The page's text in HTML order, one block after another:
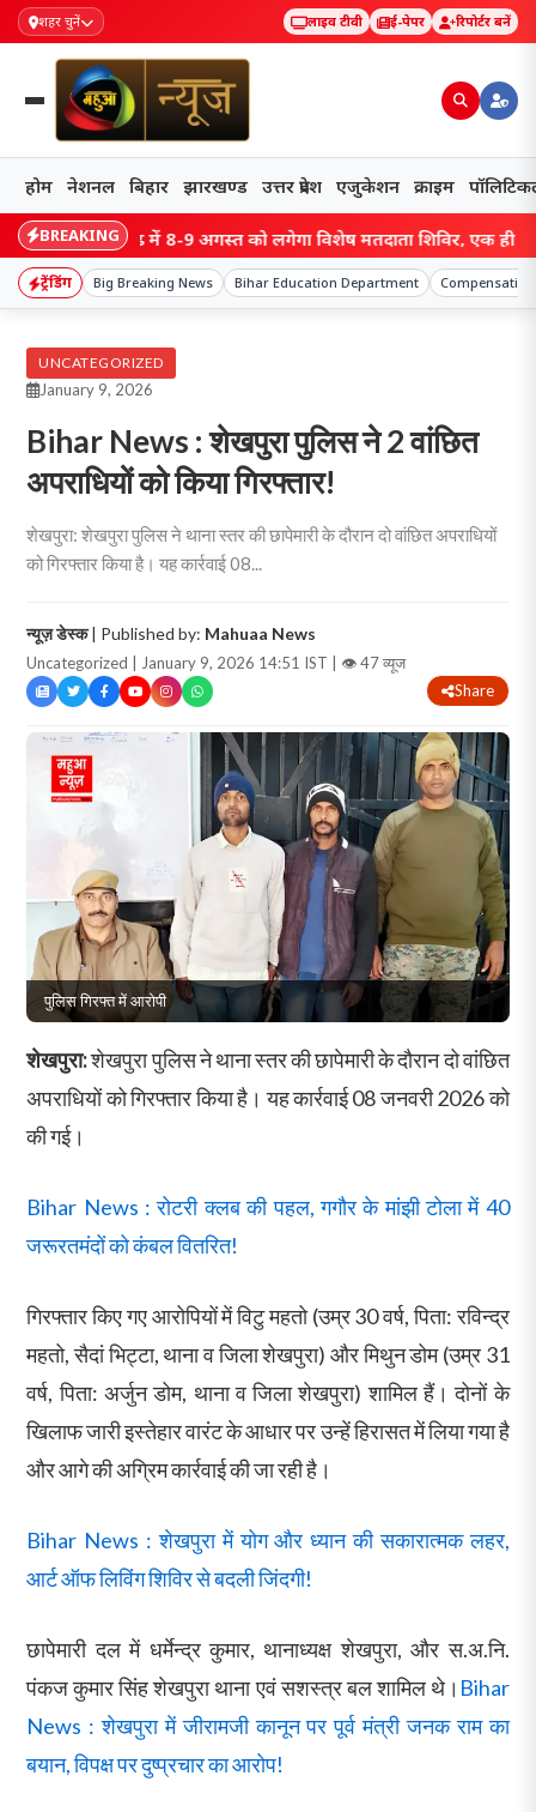
शहर चुनें लाइव टीवी ई-पेपर रिपोर्टर बनें
होम नेशनल बिहार झारखण्ड उत्तर प्रदेश एजुकेशन क्राइम
BREAKING
रामगढ़ में 8-9 अगस्त को लगेगा विशेष मतदाता शिविर, एक ही बूथ पर
ट्रेंडिंग Big Breaking News Bihar Education Department
UNCATEGORIZED
January 9, 2026
Bihar News : शेखपुरा पुलिस ने 2 वांछित
अपराधियों को किया गिरफ्तार!
शेखपुरा: शेखपुरा पुलिस ने थाना स्तर की छापेमारी के दौरान दो वांछित अपराधियों
को गिरफ्तार किया है। यह कार्रवाई 08...
न्यूज़ डेस्क| Published by: Mahuaa News
Uncategorized | January 9, 2026 14:51 IST | 👁 47 व्यूज
Share
पुलिस गिरफ्त में आरोपी
शेखपुरा:शेखपुरा पुलिस ने थाना स्तर की छापेमारी के दौरान दो वांछित
अपराधियों को गिरफ्तार किया है। यह कार्रवाई 08 जनवरी 2026 को
की गई।
Bihar News : रोटरी क्लब की पहल, गगौर के मांझी टोला में 40
जरूरतमंदों को कंबल वितरित!
गिरफ्तार किए गए आरोपियों में विटु महतो (उम्र 30 वर्ष, पिता: रविन्द्र
महतो, सैदां भिट्टा, थाना व जिला शेखपुरा) और मिथुन डोम (उम्र 31
वर्ष, पिता: अर्जुन डोम, थाना व जिला शेखपुरा) शामिल हैं। दोनों के
खिलाफ जारी इस्तेहार वारंट के आधार पर उन्हें हिरासत में लिया गया है
और आगे की अग्रिम कार्रवाई की जा रही है।
Bihar News : शेखपुरा में योग और ध्यान की सकारात्मक लहर,
आर्ट ऑफ लिविंग शिविर से बदली जिंदगी!
छापेमारी दल में धर्मेन्द्र कुमार, थानाध्यक्ष शेखपुरा, और स.अ.नि.
पंकज कुमार सिंह शेखपुरा थाना एवं सशस्त्र बल शामिल थे। Bihar
News : शेखपुरा में जीरामजी कानून पर पूर्व मंत्री जनक राम का
बयान, विपक्ष पर दुष्प्रचार का आरोप!